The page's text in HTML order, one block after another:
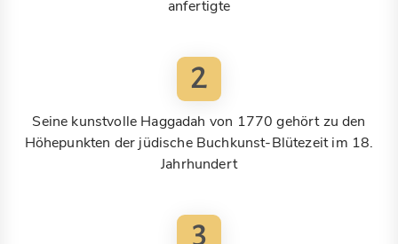
anfertigte
2
Seine kunstvolle Haggadah von 1770 gehört zu den
Höhepunkten der jüdische Buchkunst-Blütezeit im 18.
Jahrhundert
3